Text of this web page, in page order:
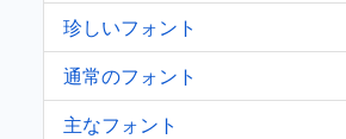
珍しいフォント
通常のフォント
主なフォント